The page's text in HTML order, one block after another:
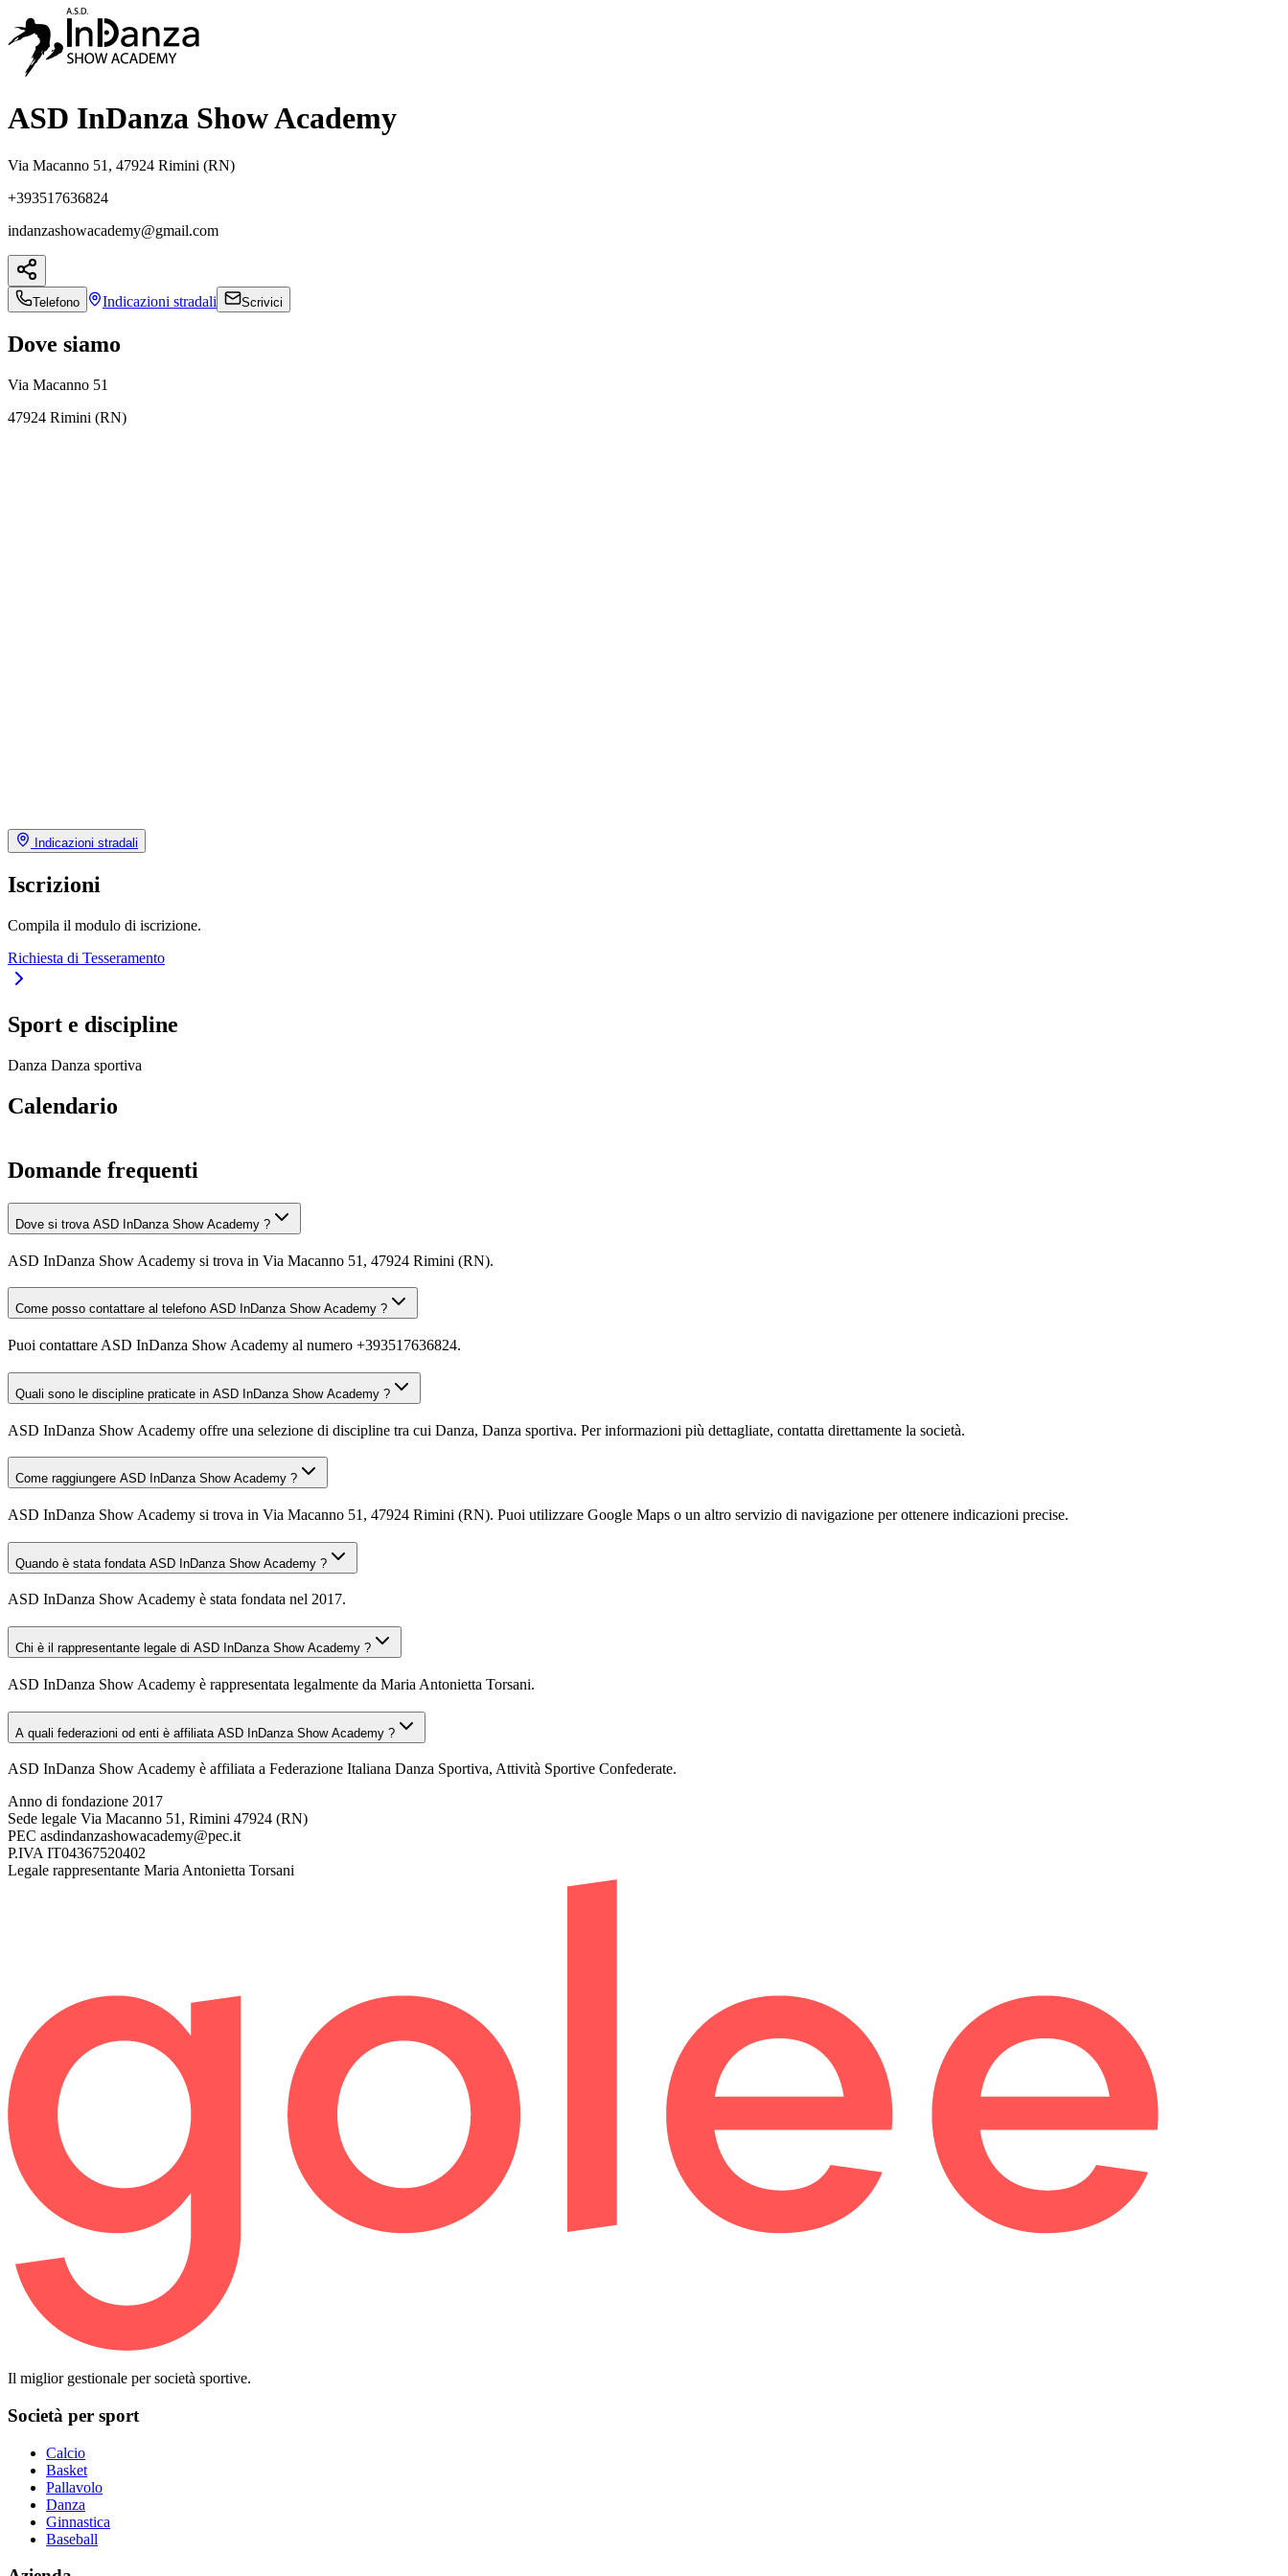
ASD InDanza Show Academy
Via Macanno 51, 47924 Rimini (RN)
+393517636824
indanzashowacademy@gmail.com
Telefono Indicazioni stradali Scrivici
Dove siamo
Via Macanno 51
47924 Rimini (RN)
Indicazioni stradali
Iscrizioni
Compila il modulo di iscrizione.
Richiesta di Tesseramento
Sport e discipline
Danza Danza sportiva
Calendario
Domande frequenti
Dove si trova ASD InDanza Show Academy ?
ASD InDanza Show Academy si trova in Via Macanno 51, 47924 Rimini (RN).
Come posso contattare al telefono ASD InDanza Show Academy ?
Puoi contattare ASD InDanza Show Academy al numero +393517636824.
Quali sono le discipline praticate in ASD InDanza Show Academy ?
ASD InDanza Show Academy offre una selezione di discipline tra cui Danza, Danza sportiva. Per informazioni più dettagliate, contatta direttamente la società.
Come raggiungere ASD InDanza Show Academy ?
ASD InDanza Show Academy si trova in Via Macanno 51, 47924 Rimini (RN). Puoi utilizzare Google Maps o un altro servizio di navigazione per ottenere indicazioni precise.
Quando è stata fondata ASD InDanza Show Academy ?
ASD InDanza Show Academy è stata fondata nel 2017.
Chi è il rappresentante legale di ASD InDanza Show Academy ?
ASD InDanza Show Academy è rappresentata legalmente da Maria Antonietta Torsani.
A quali federazioni od enti è affiliata ASD InDanza Show Academy ?
ASD InDanza Show Academy è affiliata a Federazione Italiana Danza Sportiva, Attività Sportive Confederate.
Anno di fondazione 2017
Sede legale Via Macanno 51, Rimini 47924 (RN)
PEC asdindanzashowacademy@pec.it
P.IVA IT04367520402
Legale rappresentante Maria Antonietta Torsani
Il miglior gestionale per società sportive.
Società per sport
Calcio
Basket
Pallavolo
Danza
Ginnastica
Baseball